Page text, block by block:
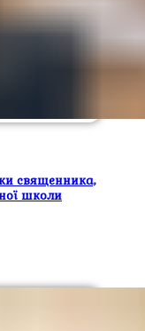
священника,
школи